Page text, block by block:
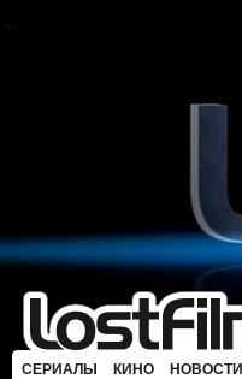
СЕРИАЛЫ КИНО НОВОСТИ